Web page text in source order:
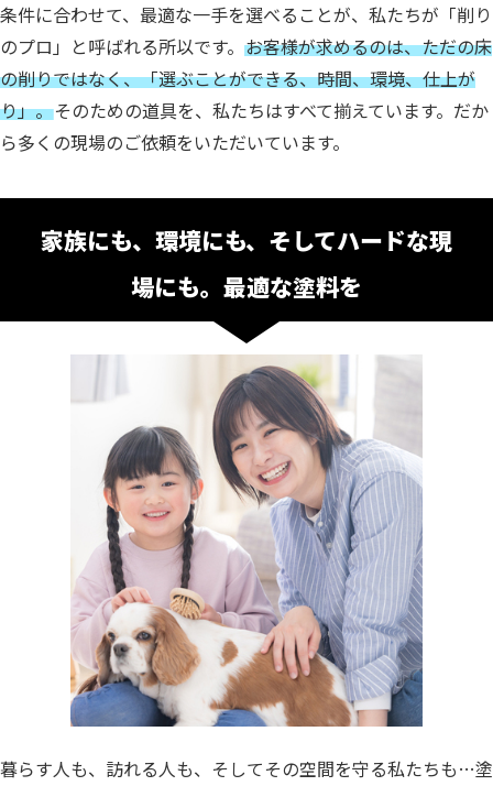
条件に合わせて、最適な一手を選べることが、 私たちが「削り
のプロ」と呼ばれる所以です。 お客様が求めるのは、ただの床
の削りではなく、「選ぶことができる、時間、環境、仕上が
り」。そのための道具を、私たちはすべて揃えています。 だか
ら多くの現場のご依頼をいただいています。
家族にも、環境にも、そしてハードな現
場にも。最適な塗料を
暮らす人も、訪れる人も、そしてその空間を守る私たちも…塗